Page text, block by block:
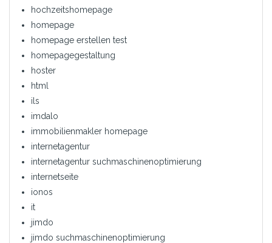
hochzeitshomepage
homepage
homepage erstellen test
homepagegestaltung
hoster
html
ils
imdalo
immobilienmakler homepage
internetagentur
internetagentur suchmaschinenoptimierung
internetseite
ionos
it
jimdo
jimdo suchmaschinenoptimierung